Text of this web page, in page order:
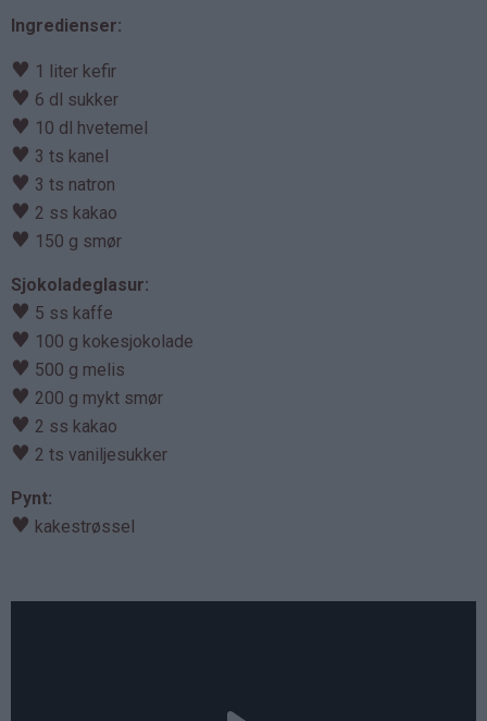
Ingredienser:
♥ 1 liter kefir
♥ 6 dl sukker
♥ 10 dl hvetemel
♥ 3 ts kanel
♥ 3 ts natron
♥ 2 ss kakao
♥ 150 g smør
Sjokoladeglasur:
♥ 5 ss kaffe
♥ 100 g kokesjokolade
♥ 500 g melis
♥ 200 g mykt smør
♥ 2 ss kakao
♥ 2 ts vaniljesukker
Pynt:
♥ kakestrøssel